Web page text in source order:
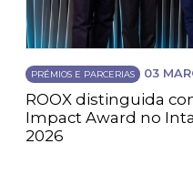
PRÉMIOS E PARCERIAS 03
ROOX distinguida
Impact Award no
2026